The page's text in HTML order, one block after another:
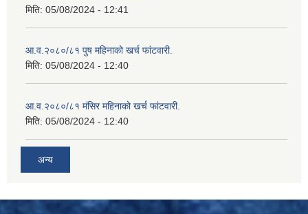
मिति: 05/08/2024 - 12:41
आ.व.२०८०/८१ पुष महिनाको खर्च फांटवारी.
मिति: 05/08/2024 - 12:40
आ.व.२०८०/८१ मंसिर महिनाको खर्च फांटवारी.
मिति: 05/08/2024 - 12:40
अन्य